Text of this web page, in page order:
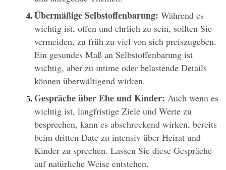
Übermäßige Selbstoffenbarung: Während es
wichtig ist, offen und ehrlich zu sein, sollten Sie
vermeiden, zu früh zu viel von sich preiszugeben.
Ein gesundes Maß an Selbstoffenbarung ist
wichtig, aber zu intime oder belastende Details
können überwältigend wirken.
Gespräche über Ehe und Kinder: Auch wenn es
wichtig ist, langfristige Ziele und Werte zu
besprechen, kann es abschreckend wirken, bereits
beim dritten Date zu intensiv über Heirat und
Kinder zu sprechen. Lassen Sie diese Gespräche
auf natürliche Weise entstehen.